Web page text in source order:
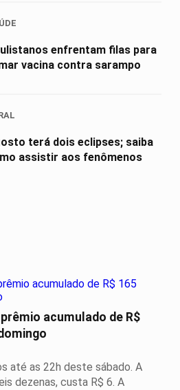
enfrentam filas para
vacina contra sarampo
terá dois eclipses; saiba
assistir aos fenômenos
acumulado de R$
até as 22h deste sábado. A
dezenas, custa R$ 6. A